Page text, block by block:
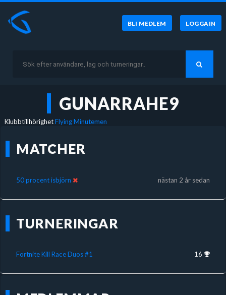
BLI MEDLEM LOGGA IN
GUNARRAHE9
KlubbtillhörighetFlying Minutemen
MATCHER
50 procent isbjörn nästan 2 år sedan
TURNERINGAR
Fortnite Kill Race Duos #1 16